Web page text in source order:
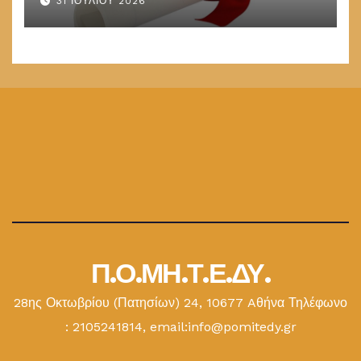
Π.Ο.ΜΗ.Τ.Ε.ΔΥ.
28ης Οκτωβρίου (Πατησίων) 24, 10677 Aθήνα Τηλέφωνο
: 2105241814, email:info@pomitedy.gr